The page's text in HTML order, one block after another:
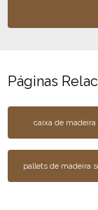
Páginas
caixa de madeira
pallets de madeira